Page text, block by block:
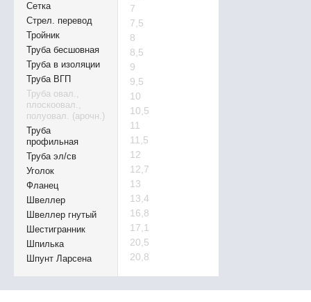
Сетка
Стрел. перевод
Тройник
Труба бесшовная
Труба в изоляции
Труба ВГП
Труба овал.,
плоскоовал.,
полуовал. (арочн.)
Труба
профильная
Труба эл/св
Уголок
Фланец
Швеллер
Швеллер гнутый
Шестигранник
Шпилька
Шпунт Ларсена
7
7,5
8
8,5
9
9,5
10
10,5
11
11,5
12
12,7
13
13,4
16,8
17,1
20,5
20,8